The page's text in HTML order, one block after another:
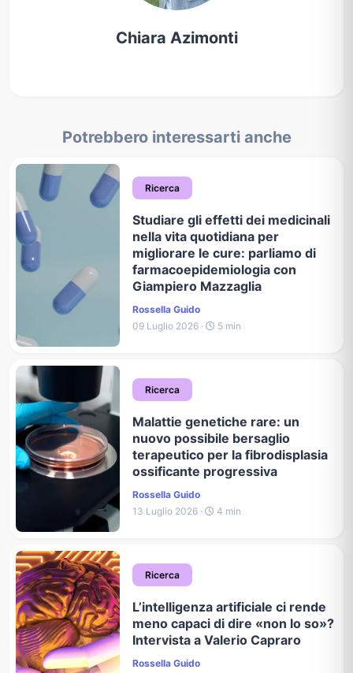
Chiara Azimonti
Potrebbero interessarti anche
Ricerca
Studiare gli effetti dei medicinali
nella vita quotidiana per
migliorare le cure: parliamo di
farmacoepidemiologia con
Giampiero Mazzaglia
Rossella Guido
09 Luglio 2026 ·
5 min
Ricerca
Malattie genetiche rare: un
nuovo possibile bersaglio
terapeutico per la fibrodisplasia
ossificante progressiva
Rossella Guido
13 Luglio 2026 ·
4 min
Ricerca
L’intelligenza artificiale ci rende
meno capaci di dire «non lo so»?
Intervista a Valerio Capraro
Rossella Guido